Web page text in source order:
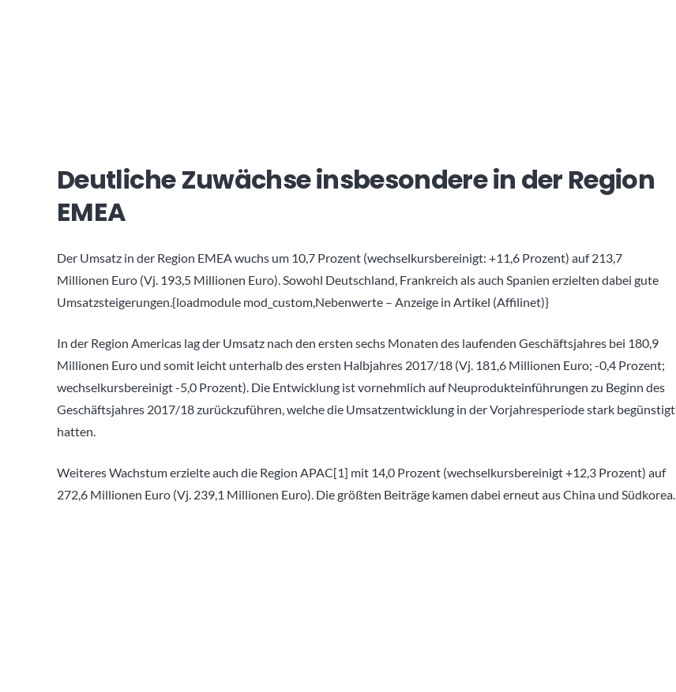
Deutliche Zuwächse insbesondere in der Region
EMEA
Der Umsatz in der Region EMEA wuchs um 10,7 Prozent (wechselkursbereinigt: +11,6 Prozent) auf 213,7
Millionen Euro (Vj. 193,5 Millionen Euro). Sowohl Deutschland, Frankreich als auch Spanien erzielten dabei gute
Umsatzsteigerungen.{loadmodule mod_custom,Nebenwerte – Anzeige in Artikel (Affilinet)}
In der Region Americas lag der Umsatz nach den ersten sechs Monaten des laufenden Geschäftsjahres bei 180,9
Millionen Euro und somit leicht unterhalb des ersten Halbjahres 2017/18 (Vj. 181,6 Millionen Euro; -0,4 Prozent;
wechselkursbereinigt -5,0 Prozent). Die Entwicklung ist vornehmlich auf Neuprodukteinführungen zu Beginn des
Geschäftsjahres 2017/18 zurückzuführen, welche die Umsatzentwicklung in der Vorjahresperiode stark begünstigt
hatten.
Weiteres Wachstum erzielte auch die Region APAC[1] mit 14,0 Prozent (wechselkursbereinigt +12,3 Prozent) auf
272,6 Millionen Euro (Vj. 239,1 Millionen Euro). Die größten Beiträge kamen dabei erneut aus China und Südkorea.